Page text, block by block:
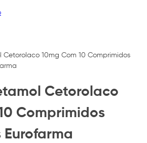
Cetorolaco 10mg Com 10 Comprimidos
Cetorolaco
Comprimidos